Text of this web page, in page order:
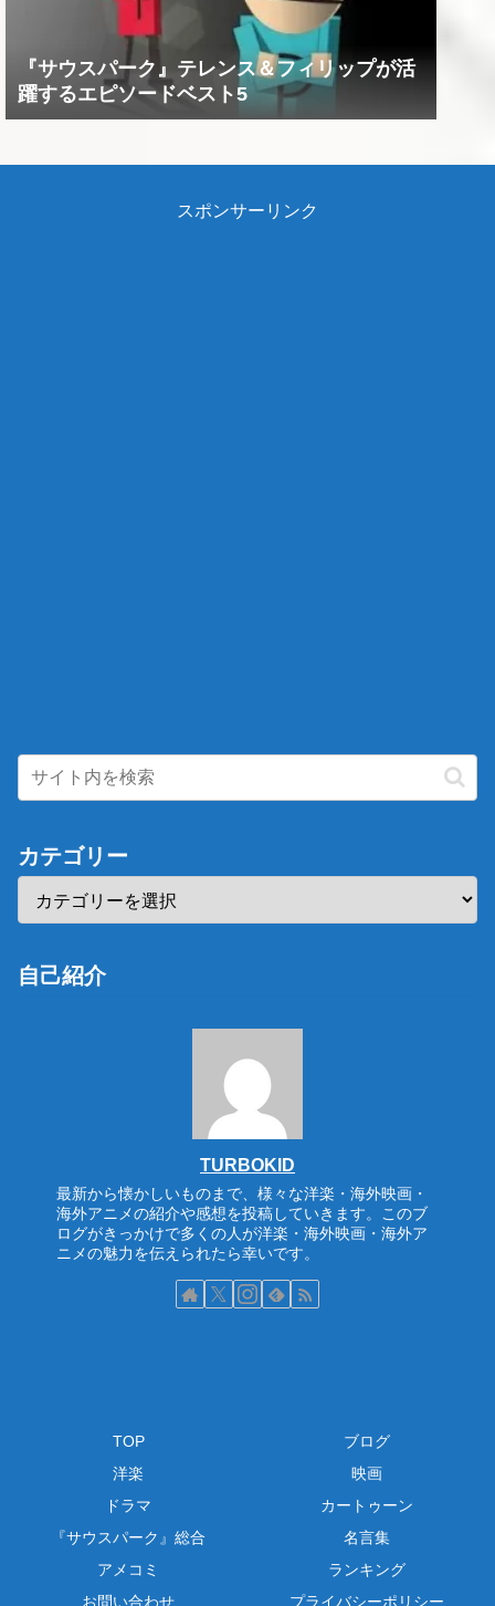
『サウスパーク』テレンス＆フィリップが活
躍するエピソードベスト5
スポンサーリンク
カテゴリー
自己紹介
TURBOKID
最新から懐かしいものまで、様々な洋楽・海外映画・
海外アニメの紹介や感想を投稿していきます。このブ
ログがきっかけで多くの人が洋楽・海外映画・海外ア
ニメの魅力を伝えられたら幸いです。
TOP
ブログ
洋楽
映画
ドラマ
カートゥーン
『サウスパーク』総合
名言集
アメコミ
ランキング
お問い合わせ
プライバシーポリシー